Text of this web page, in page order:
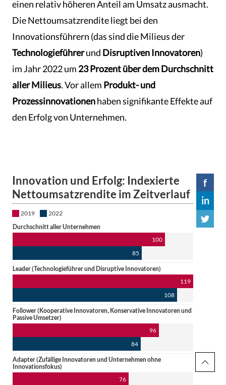
einen relativ höheren Anteil am Umsatz ausmacht.
Die Nettoumsatzrendite liegt bei den
Innovationsführern (das sind die Milieus der
Technologieführerund Disruptiven Innovatoren)
im Jahr 2022 um 23 Prozent über dem Durchschnitt
aller Milieus. Vor allem Produkt- und
Prozessinnovationenhaben signifikante Effekte auf
den Erfolg von Unternehmen.